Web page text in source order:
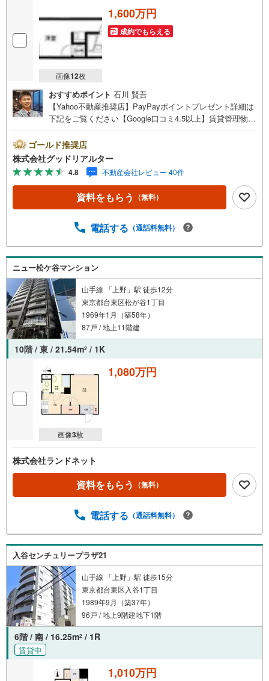
画像12枚
1,600万円
成約でもらえる
おすすめポイント 石川 賢吾
【Yahoo不動産推奨店】PayPayポイントプレゼント詳細は
下記をご覧ください【Google口コミ4.5以上】賃貸管理物件
介です。投資用マンションを購入する際、最大のリスクは
空室リスクです。利回りがいくら高かろうとも、空室が続
いてしまえば、絵に描いた餅になってしまいます。弊社で
ご紹介するマンションは、人気エリアのお薦め物件はもち
ろんのこと、エリアのニーズに合った人気のお部屋等、賃
貸営業経験スタッフの培ってきた知識と経験を基に物件を
ての対策はお任せください。掲載されている物件は、弊社
い合わせください。※記載賃料等の収入や利回りは、将来に
わたり、得られることを保証するものではありません。※賃
料等については、賃貸中のものについては現在の賃料等
で、空室または所有者居住中等のものについては、周辺の
賃料相場に基づき、満室時を想定して表示しています。
ゴールド推奨店
株式会社グッドリアルター
4.8 不動産会社レビュー 40件
資料をもらう （無料）
電話する （通話料無料）
ニュー松ケ谷マンション
山手線 「上野」駅 徒歩12分
東京都台東区松が谷1丁目
1969年1月（築58年）
87戸 / 地上11階建
10階 / 東 / 21.54m2 / 1K
画像3枚
1,080万円
株式会社ランドネット
資料をもらう （無料）
電話する （通話料無料）
入谷センチュリープラザ21
山手線 「上野」駅 徒歩15分
東京都台東区入谷1丁目
1989年9月（築37年）
96戸 / 地上9階建地下1階
6階 / 南 / 16.25m2 / 1R
賃貸中
1,010万円